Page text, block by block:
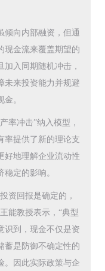
倾向内部融资，但通
现金流来覆盖期望的
入同期随机冲击，
未来投资能力并规避
。
率冲击”纳入模型，
率提供了新的理论支
好地理解企业流动性
定的影响。
资回报是确定的，
能教授表示，“典型
识到，现金不仅是资
蓄是防御不确定性的
。因此实际政策与企